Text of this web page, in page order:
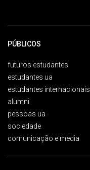
PÚBLICOS
futuros estudantes
estudantes ua
estudantes internacionais
alumni
pessoas ua
sociedade
comunicação e media